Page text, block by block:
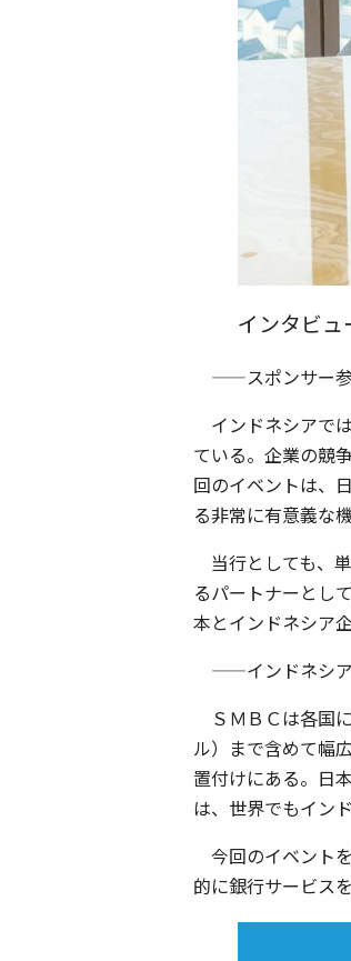
インタビ
——スポンサー参
インドネシアで
ている。企業の競
回のイベントは、
る非常に有意義な機
当行としても、
るパートナーとし
本とインドネシア
——インドネシア
ＳＭＢＣは各国
ル）まで含めて幅
置付けにある。日
は、世界でもイン
今回のイベント
的に銀行サービス